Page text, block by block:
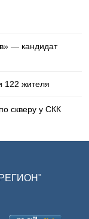
— кандидат
122 жителя
скверу у СКК